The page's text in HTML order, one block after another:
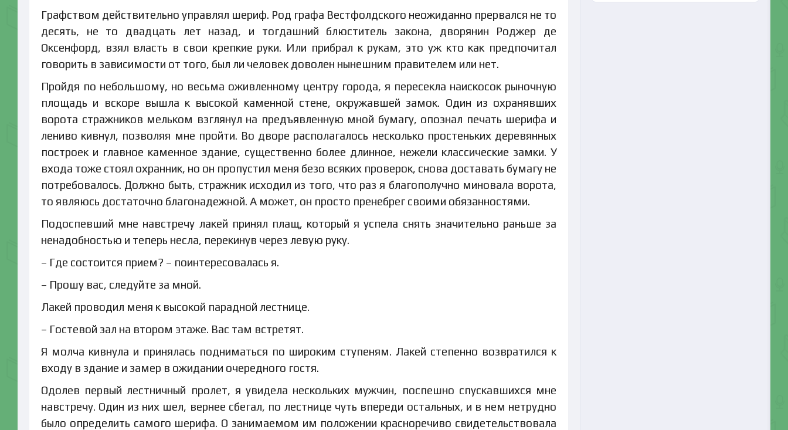
Графством действительно управлял шериф. Род графа Вестфолдского неожиданно прервался не то
десять, не то двадцать лет назад, и тогдашний блюститель закона, дворянин Роджер де
Оксенфорд, взял власть в свои крепкие руки. Или прибрал к рукам, это уж кто как предпочитал
говорить в зависимости от того, был ли человек доволен нынешним правителем или нет.
Пройдя по небольшому, но весьма оживленному центру города, я пересекла наискосок рыночную
площадь и вскоре вышла к высокой каменной стене, окружавшей замок. Один из охранявших
ворота стражников мельком взглянул на предъявленную мной бумагу, опознал печать шерифа и
лениво кивнул, позволяя мне пройти. Во дворе располагалось несколько простеньких деревянных
построек и главное каменное здание, существенно более длинное, нежели классические замки. У
входа тоже стоял охранник, но он пропустил меня безо всяких проверок, снова доставать бумагу не
потребовалось. Должно быть, стражник исходил из того, что раз я благополучно миновала ворота,
то являюсь достаточно благонадежной. А может, он просто пренебрег своими обязанностями.
Подоспевший мне навстречу лакей принял плащ, который я успела снять значительно раньше за
ненадобностью и теперь несла, перекинув через левую руку.
– Где состоится прием? – поинтересовалась я.
– Прошу вас, следуйте за мной.
Лакей проводил меня к высокой парадной лестнице.
– Гостевой зал на втором этаже. Вас там встретят.
Я молча кивнула и принялась подниматься по широким ступеням. Лакей степенно возвратился к
входу в здание и замер в ожидании очередного гостя.
Одолев первый лестничный пролет, я увидела нескольких мужчин, поспешно спускавшихся мне
навстречу. Один из них шел, вернее сбегал, по лестнице чуть впереди остальных, и в нем нетрудно
было определить самого шерифа. О занимаемом им положении красноречиво свидетельствовала